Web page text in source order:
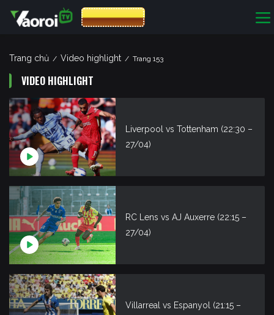
CƯỢC 8XBET
Trang chủ / Video highlight / Trang 153
VIDEO HIGHLIGHT
Liverpool vs Tottenham (22:30 –
27/04)
RC Lens vs AJ Auxerre (22:15 –
27/04)
Villarreal vs Espanyol (21:15 –